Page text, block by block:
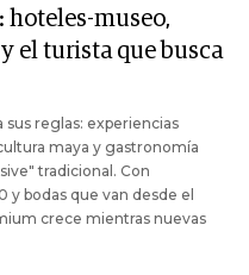
hoteles-museo,
el turista que busca
reglas: experiencias
maya y gastronomía
tradicional. Con
y bodas que van desde el
crece mientras nuevas